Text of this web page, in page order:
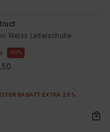
Weiss Lederschuhe
55%
RABATT EXTRA 25 %